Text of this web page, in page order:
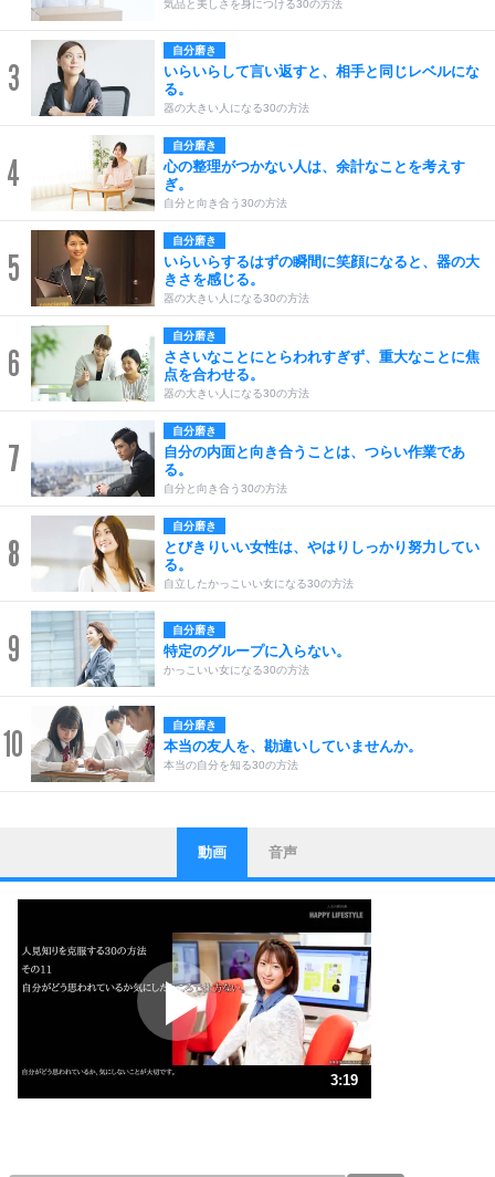
気品と美しさを身につける30の方法
3
自分磨き
いらいらして言い返すと、相手と同じレベルにな
る。
器の大きい人になる30の方法
4
自分磨き
心の整理がつかない人は、余計なことを考えす
ぎ。
自分と向き合う30の方法
5
自分磨き
いらいらするはずの瞬間に笑顔になると、器の大
きさを感じる。
器の大きい人になる30の方法
6
自分磨き
ささいなことにとらわれすぎず、重大なことに焦
点を合わせる。
器の大きい人になる30の方法
7
自分磨き
自分の内面と向き合うことは、つらい作業であ
る。
自分と向き合う30の方法
8
自分磨き
とびきりいい女性は、やはりしっかり努力してい
る。
自立したかっこいい女になる30の方法
9 自分磨き
特定のグループに入らない。
かっこいい女になる30の方法
10 自分磨き
本当の友人を、勘違いしていませんか。
本当の自分を知る30の方法
1
ストレス対策
他人と比べない。
いっそのこと、他人を見ない。
いらいらしない人になる30の方法
プラス思考
ポジティブになれない原因は、行動しないから。
ポジティブ思考になる30の方法
ストレス対策
人生、なんとかなるもの。
気楽に生きる30の方法
器の大きい人は、怒りを優しさで表現する。
動画 音声
3:19